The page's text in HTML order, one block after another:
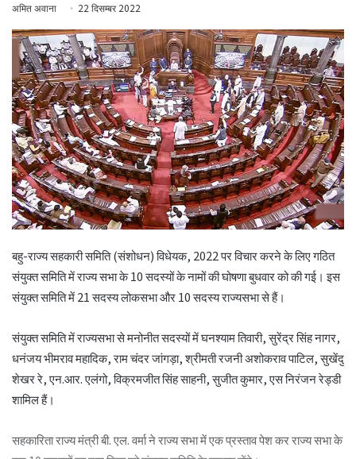
अमित अवाना 22 दिसम्बर 2022
बहु-राज्य सहकारी समिति (संशोधन) विधेयक, 2022 पर विचार करने के लिए गठित
संयुक्त समिति में राज्य सभा के 10 सदस्यों के नामों की घोषणा बुधवार को की गई। इस
संयुक्त समिति में 21 सदस्य लोकसभा और 10 सदस्य राज्यसभा से हैं।
संयुक्त समिति में राज्यसभा से मनोनीत सदस्यों में घनश्याम तिवारी, सुरेंद्र सिंह नागर,
धनंजय भीमराव महादिक, राम चंदर जांगड़ा, श्रीमती रजनी अशोकराव पाटिल, सुखेंदु
शेखर रे, एन.आर. एलंगो, विक्रमजीत सिंह साहनी, सुजीत कुमार, एस निरंजन रेड्डी
शामिल हैं।
सहकारिता राज्य मंत्री बी. एल. वर्मा ने राज्य सभा में एक प्रस्ताव पेश कर राज्य सभा के